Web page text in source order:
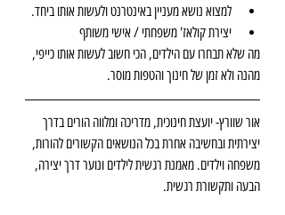
למצוא נושא מעניין באינטרנט ולעשות אותו ביחד.
יצירת קולאז' משפחתי / אישי משותף
מה שלא תבחרו עם הילדים, הכי חשוב לעשות אותו כייפי,
מהנה ולא זמן של חינוך והטפות מוסר.
אור שוורץ- יועצת חינוכית, מדריכה ומלווה הורים בדרך
יצירתית ובחשיבה אחרת בכל הנושאים הקשורים להורות,
משפחה וילדים. מאמנת רגשית לילדים ונוער דרך יצירה,
הבעה ותקשורת רגשית.